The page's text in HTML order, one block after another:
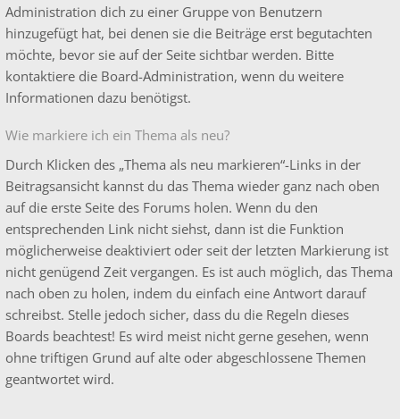
Administration dich zu einer Gruppe von Benutzern
hinzugefügt hat, bei denen sie die Beiträge erst begutachten
möchte, bevor sie auf der Seite sichtbar werden. Bitte
kontaktiere die Board-Administration, wenn du weitere
Informationen dazu benötigst.
Wie markiere ich ein Thema als neu?
Durch Klicken des „Thema als neu markieren“-Links in der
Beitragsansicht kannst du das Thema wieder ganz nach oben
auf die erste Seite des Forums holen. Wenn du den
entsprechenden Link nicht siehst, dann ist die Funktion
möglicherweise deaktiviert oder seit der letzten Markierung ist
nicht genügend Zeit vergangen. Es ist auch möglich, das Thema
nach oben zu holen, indem du einfach eine Antwort darauf
schreibst. Stelle jedoch sicher, dass du die Regeln dieses
Boards beachtest! Es wird meist nicht gerne gesehen, wenn
ohne triftigen Grund auf alte oder abgeschlossene Themen
geantwortet wird.